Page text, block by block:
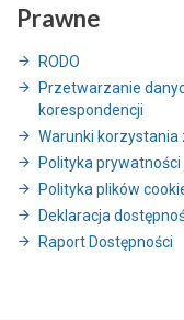
Prawne
RODO
Przetwarzanie
korespondencji
Warunki korzystania
Polityka prywatności
Polityka plików
Deklaracja
Raport Dostępności